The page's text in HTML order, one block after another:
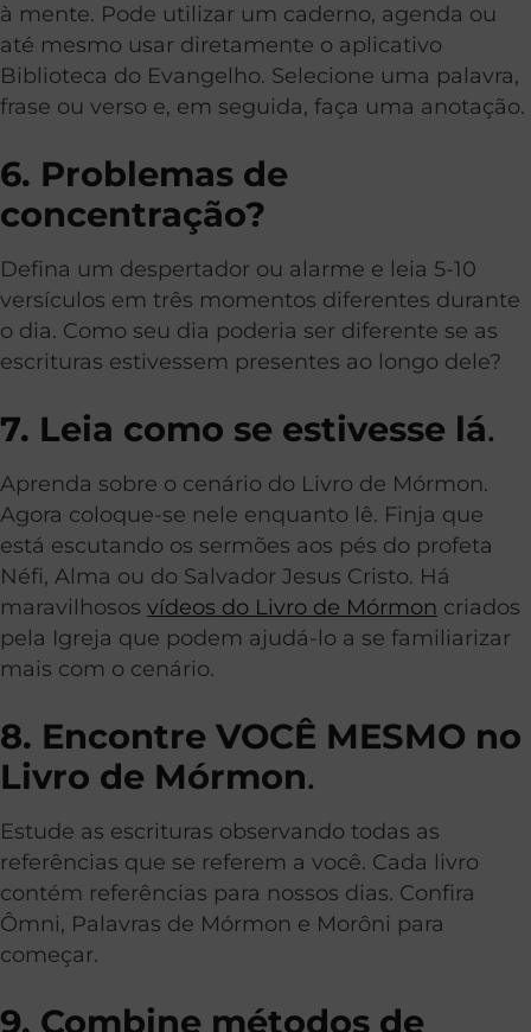
à mente. Pode utilizar um caderno, agenda ou
até mesmo usar diretamente o aplicativo
Biblioteca do Evangelho. Selecione uma palavra,
frase ou verso e, em seguida, faça uma anotação.
6. Problemas de
concentração?
Defina um despertador ou alarme e leia 5-10
versículos em três momentos diferentes durante
o dia. Como seu dia poderia ser diferente se as
escrituras estivessem presentes ao longo dele?
7. Leia como se estivesse lá.
Aprenda sobre o cenário do Livro de Mórmon.
Agora coloque-se nele enquanto lê. Finja que
está escutando os sermões aos pés do profeta
Néfi, Alma ou do Salvador Jesus Cristo. Há
maravilhosos vídeos do Livro de Mórmon criados
pela Igreja que podem ajudá-lo a se familiarizar
mais com o cenário.
8. Encontre VOCÊ MESMO no
Livro de Mórmon.
Estude as escrituras observando todas as
referências que se referem a você. Cada livro
contém referências para nossos dias. Confira
Ômni, Palavras de Mórmon e Morôni para
começar.
9. Combine métodos de